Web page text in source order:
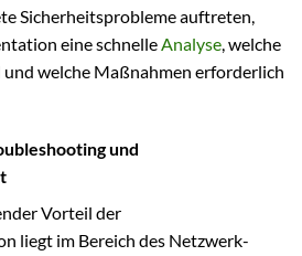
Sicherheitsprobleme auftreten,
eine schnelle Analyse , welche
welche Maßnahmen erforderlich
und
Vorteil der
liegt im Bereich des Netzwerk-